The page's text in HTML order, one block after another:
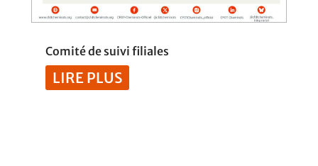
Comité de suivi filiales
LIRE PLUS